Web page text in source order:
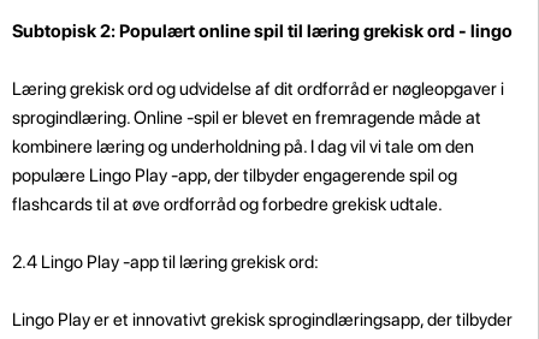
Subtopisk 2: Populært online spil til læring grekisk ord - lingo
Læring grekisk ord og udvidelse af dit ordforråd er nøgleopgaver i
sprogindlæring. Online -spil er blevet en fremragende måde at
kombinere læring og underholdning på. I dag vil vi tale om den
populære Lingo Play -app, der tilbyder engagerende spil og
flashcards til at øve ordforråd og forbedre grekisk udtale.
2.4 Lingo Play -app til læring grekisk ord:
Lingo Play er et innovativt grekisk sprogindlæringsapp, der tilbyder